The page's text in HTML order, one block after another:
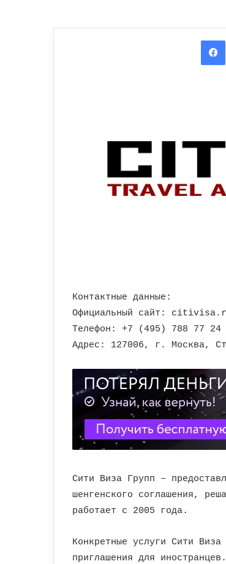
Контактные данные:
Официальный сайт:
Телефон: +7 (495) 788 77 24
Адрес: 127006, г. Москва,
Сити Виза Групп –
шенгенского соглашения,
работает с 2005 года.
Конкретные услуги Сити
приглашения для иностранцев.